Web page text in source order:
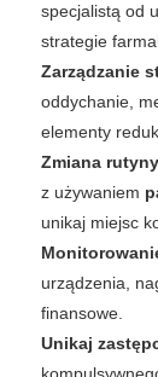
specjalistą od
strategie
Zarządzanie
oddychanie,
elementy
Zmiana
z używaniem
unikaj miejsc
urządzenia,
finansowe.
Unikaj